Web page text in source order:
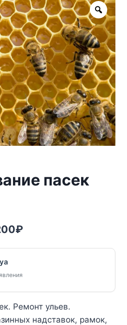
Zoom
пасек
₽
цена:
Ремонт ульев.
надставок, рамок,